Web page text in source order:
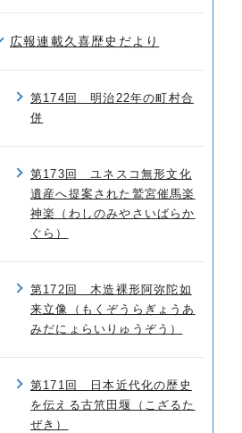
広報連載久喜歴史だより
第174回 明治22年の町村合
併
第173回 ユネスコ無形文化
遺産へ提案された鷲宮催馬楽
神楽（わしのみやさいばらか
ぐら）
第172回 木造裸形阿弥陀如
来立像（もくぞうらぎょうあ
みだにょらいりゅうぞう）
第171回 日本近代化の歴史
を伝える古笊田堰（こざるた
ぜき）